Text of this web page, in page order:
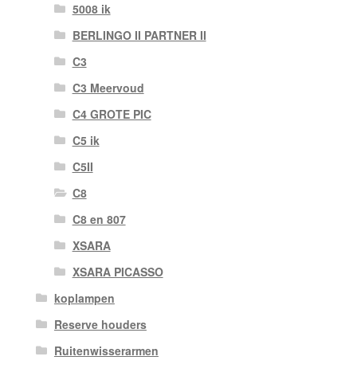
5008 ik
BERLINGO II PARTNER II
C3
C3 Meervoud
C4 GROTE PIC
C5 ik
C5II
C8
C8 en 807
XSARA
XSARA PICASSO
koplampen
Reserve houders
Ruitenwisserarmen